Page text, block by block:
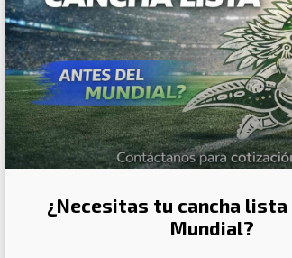
¿Necesitas tu cancha
Mundial?